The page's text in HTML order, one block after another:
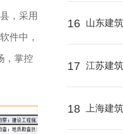
，采用
件中，
，掌控
16 山东建
17 江苏建
18 上海建